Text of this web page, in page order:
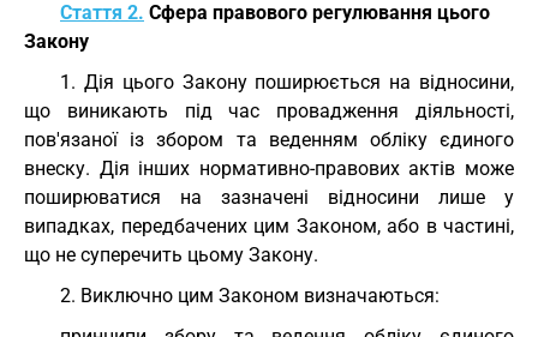
Стаття 2. Сфера правового регулювання цього
Закону
1. Дія цього Закону поширюється на відносини,
що виникають під час провадження діяльності,
пов'язаної із збором та веденням обліку єдиного
внеску. Дія інших нормативно-правових актів може
поширюватися на зазначені відносини лише у
випадках, передбачених цим Законом, або в частині,
що не суперечить цьому Закону.
2. Виключно цим Законом визначаються: